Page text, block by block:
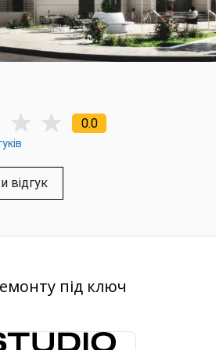
0.0
відгук
під ключ